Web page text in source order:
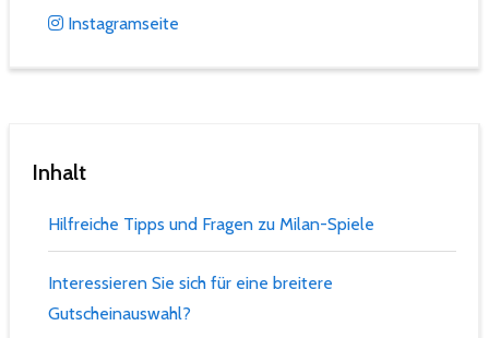
Instagramseite
Inhalt
Hilfreiche Tipps und Fragen zu Milan-Spiele
Interessieren Sie sich für eine breitere
Gutscheinauswahl?